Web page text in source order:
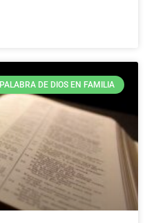
PALABRA DE DIOS EN FAMILIA